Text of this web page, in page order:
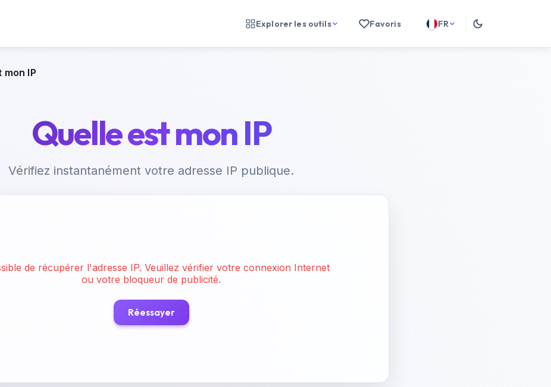
Explorer les outils Favoris FR
mon IP
Quelle est mon IP
Vérifiez instantanément votre adresse IP publique.
de récupérer l'adresse IP. Veuillez vérifier votre connexion Internet
ou votre bloqueur de publicité.
Réessayer